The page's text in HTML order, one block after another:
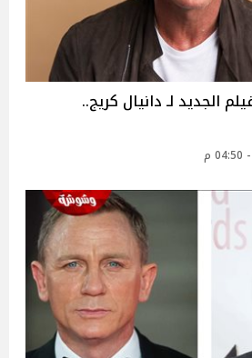
الجديد لـ دانيال كريج..